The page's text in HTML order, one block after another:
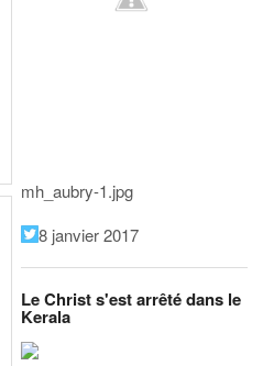
mh_aubry-1.jpg
8 janvier 2017
Le Christ s'est arrêté dans le
Kerala